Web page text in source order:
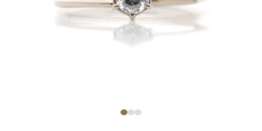
セットリング